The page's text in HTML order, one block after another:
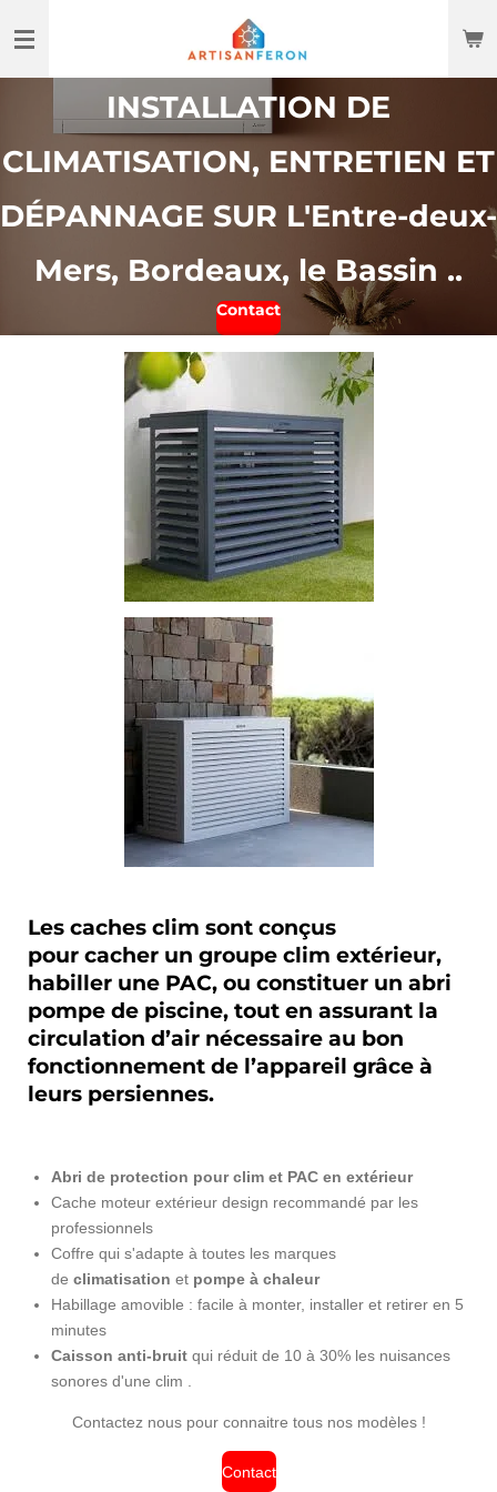
au
INSTALLATION DE
CLIMATISATION, ENTRETIEN ET
DÉPANNAGE SUR L'Entre-deux-
Mers, Bordeaux, le Bassin ..
Contact
Les caches clim sont conçus
pour cacher un groupe clim extérieur,
habiller une PAC, ou constituer un abri
pompe de piscine, tout en assurant la
circulation d’air nécessaire au bon
fonctionnement de l’appareil grâce à
leurs persiennes.
Abri de protection pour clim et PAC en extérieur
Cache moteur extérieur design recommandé par les
professionnels
Coffre qui s'adapte à toutes les marques
de climatisation et pompe à chaleur
Habillage amovible : facile à monter, installer et retirer en 5
minutes
Caisson anti-bruit qui réduit de 10 à 30% les nuisances
sonores d'une clim .
Contactez nous pour connaitre tous nos modèles !
Contact